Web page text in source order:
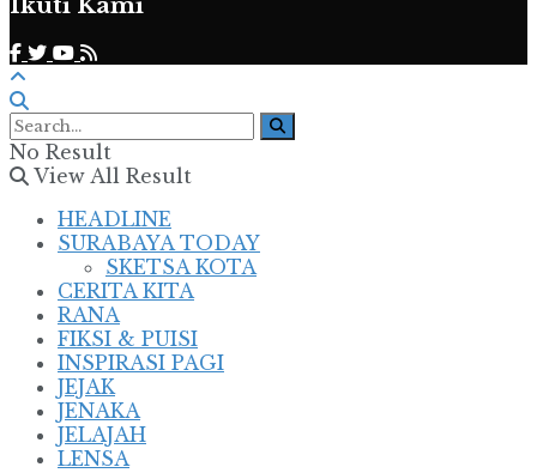
No Result
View All Result
HEADLINE
SURABAYA TODAY
SKETSA KOTA
CERITA KITA
RANA
FIKSI & PUISI
INSPIRASI PAGI
JEJAK
JENAKA
JELAJAH
LENSA